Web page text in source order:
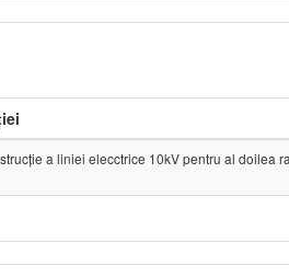
a liniei elecctrice 10kV pentru al doilea